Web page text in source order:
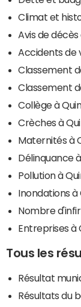
Climat et
Avis de décès
Accidents de
Classement
Classement
Collège à
Crèches à
Maternités à
Délinquance
Pollution à
Inondations à
Nombre
Entreprises à
Tous les
Résultat
Résultats du